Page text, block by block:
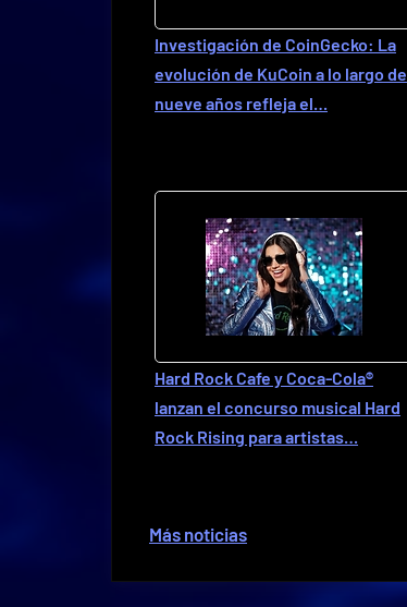
Investigación de CoinGecko: La
evolución de KuCoin a lo largo de
nueve años refleja el…
Hard Rock Cafe y Coca-Cola®
lanzan el concurso musical Hard
Rock Rising para artistas…
Más noticias